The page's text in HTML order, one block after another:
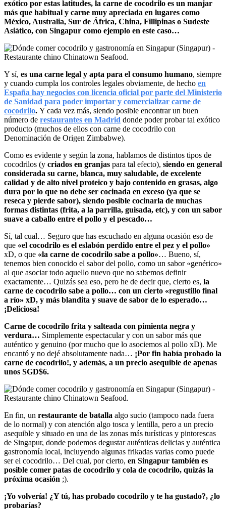
exótico por estas latitudes, la carne de cocodrilo es un manjar
más que habitual y carne muy apreciada en lugares como
México, Australia, Sur de África, China, Fillipinas o Sudeste
Asiático, con Singapur como ejemplo en este caso…
Y sí, es una carne legal y apta para el consumo humano, siempre
y cuando cumpla los controles legales obviamente, de hecho en
España hay negocios con licencia oficial por parte del Ministerio
de Sanidad para poder importar y comercializar carne de
cocodrilo. Y cada vez más, siendo posible encontrar un buen
número de restaurantes en Madrid donde poder probar tal exótico
producto (muchos de ellos con carne de cocodrilo con
Denominación de Origen Zimbabwe).
Como es evidente y según la zona, hablamos de distintos tipos de
cocodrilos (y criados en granjas para tal efecto), siendo en general
considerada su carne, blanca, muy saludable, de excelente
calidad y de alto nivel proteico y bajo contenido en grasas, algo
dura por lo que no debe ser cocinada en exceso (ya que se
reseca y pierde sabor), siendo posible cocinarla de muchas
formas distintas (frita, a la parrilla, guisada, etc), y con un sabor
suave a caballo entre el pollo y el pescado…
Sí, tal cual… Seguro que has escuchado en alguna ocasión eso de
que «el cocodrilo es el eslabón perdido entre el pez y el pollo»
xD, o que «la carne de cocodrilo sabe a pollo»… Bueno, sí,
tenemos bien conocido el sabor del pollo, como un sabor «genérico»
al que asociar todo aquello nuevo que no sabemos definir
exactamente… Quizás sea eso, pero he de decir que, cierto es, la
carne de cocodrilo sabe a pollo… con un cierto «regustillo final
a río» xD, y más blandita y suave de sabor de lo esperado…
¡Deliciosa!
Carne de cocodrilo frita y salteada con pimienta negra y
verdura… Simplemente espectacular y con un sabor más que
auténtico y genuino (por mucho que lo asociemos al pollo xD). Me
encantó y no dejé absolutamente nada… ¡Por fin había probado la
carne de cocodrilo!, y además, a un precio asequible de apenas
unos SGD$6.
En fin, un restaurante de batalla algo sucio (tampoco nada fuera
de lo normal) y con atención algo tosca y lentilla, pero a un precio
asequible y situado en una de las zonas más turísticas y pintorescas
de Singapur, donde podemos degustar auténticas delicias y auténtica
gastronomía local, incluyendo algunas frikadas varias como puede
ser el cocodrilo… Del cual, por cierto, en Singapur también es
posible comer patas de cocodrilo y cola de cocodrilo, quizás la
próxima ocasión ;).
¡Yo volvería! ¿Y tú, has probado cocodrilo y te ha gustado?, ¿lo
probarías?